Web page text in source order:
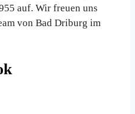
auf. Wir freuen uns
von Bad Driburg im